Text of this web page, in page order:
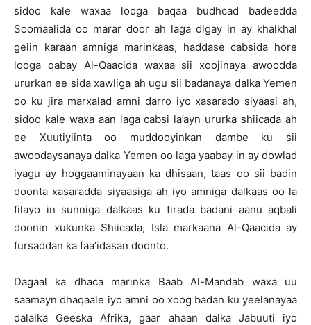
sidoo kale waxaa looga baqaa budhcad badeedda
Soomaalida oo marar door ah laga digay in ay khalkhal
gelin karaan amniga marinkaas, haddase cabsida hore
looga qabay Al-Qaacida waxaa sii xoojinaya awoodda
ururkan ee sida xawliga ah ugu sii badanaya dalka Yemen
oo ku jira marxalad amni darro iyo xasarado siyaasi ah,
sidoo kale waxa aan laga cabsi la’ayn ururka shiicada ah
ee Xuutiyiinta oo muddooyinkan dambe ku sii
awoodaysanaya dalka Yemen oo laga yaabay in ay dowlad
iyagu ay hoggaaminayaan ka dhisaan, taas oo sii badin
doonta xasaradda siyaasiga ah iyo amniga dalkaas oo la
filayo in sunniga dalkaas ku tirada badani aanu aqbali
doonin xukunka Shiicada, Isla markaana Al-Qaacida ay
fursaddan ka faa’idasan doonto.
Dagaal ka dhaca marinka Baab Al-Mandab waxa uu
saamayn dhaqaale iyo amni oo xoog badan ku yeelanayaa
dalalka Geeska Afrika, gaar ahaan dalka Jabuuti iyo